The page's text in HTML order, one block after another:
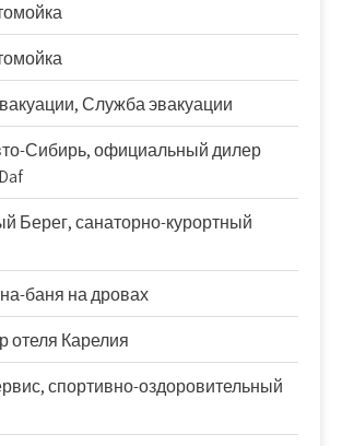
Служба эвакуации
Сибирь, официальный дилер
Берег, санаторно-курортный
баня на дровах
отеля Карелия
спортивно-оздоровительный